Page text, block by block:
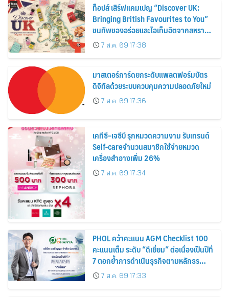
ท็อปส์ เสิร์ฟแคมเปญ “Discover UK:
Bringing British Favourites to You”
ขนทัพของอร่อยและไอเท็มฮิตจากสหราช
อาณาจักร ส่งตรงถึงมือตั้งแต่วันนี้ – 18
สิงหาคมนี้
7 ส.ค. 69 17:38
มาสเตอร์การ์ดยกระดับแพลตฟอร์มบัตร
ดิจิทัลด้วยระบบควบคุมความปลอดภัยใหม่
7 ส.ค. 69 17:36
เคทีซี–เจซีบี รุกหมวดความงาม รับเทรนด์
Self-careจำนวนสมาชิกใช้จ่ายหมวด
เครื่องสำอางเพิ่ม 26%
7 ส.ค. 69 17:34
PHOL คว้าคะแนน AGM Checklist 100
คะแนนเต็ม ระดับ “ดีเยี่ยม” ต่อเนื่องเป็นปีที่
7 ตอกย้ำการดำเนินธุรกิจตามหลักธร
รมาภิบาล โปร่งใส สร้างความเชื่อมั่นผู้ถือ
หุ้น
7 ส.ค. 69 17:33